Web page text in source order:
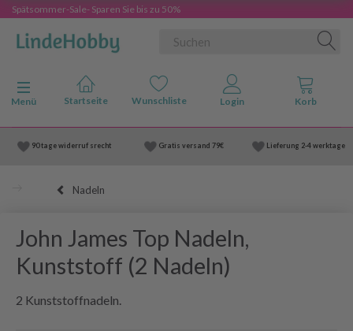
Spätsommer-Sale- Sparen Sie bis zu 50%
Anzeige ändern
Menü
90 tage widerruf srecht Gratis versand 79€ Lieferung 2-4 werktage
Nadeln
John James Top Nadeln,
Kunststoff (2 Nadeln)
2 Kunststoffnadeln.